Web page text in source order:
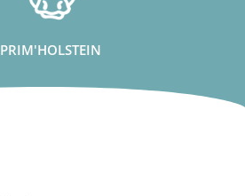
PRIM'HOLSTEIN